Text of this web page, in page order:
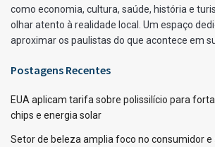
como economia, cultura, saúde, história e
olhar atento à realidade local. Um espaço
aproximar os paulistas do que acontece em
Postagens Recentes
EUA aplicam tarifa sobre polissilício para
chips e energia solar
Setor de beleza amplia foco no consumidor